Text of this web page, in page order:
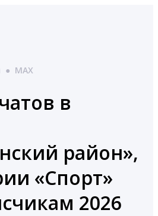
● MAX
в
район»,
«Спорт»
2026